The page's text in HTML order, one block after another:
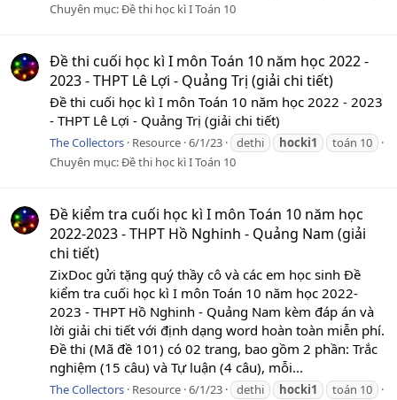
Chuyên mục:Đề thi học kì I Toán 10
Đề thi cuối học kì I môn Toán 10 năm học 2022 -
2023 - THPT Lê Lợi - Quảng Trị (giải chi tiết)
Đề thi cuối học kì I môn Toán 10 năm học 2022 - 2023
- THPT Lê Lợi - Quảng Trị (giải chi tiết)
The Collectors Resource 6/1/23 dethi hocki1
toán 10
Chuyên mục:Đề thi học kì I Toán 10
Đề kiểm tra cuối học kì I môn Toán 10 năm học
2022-2023 - THPT Hồ Nghinh - Quảng Nam (giải
chi tiết)
ZixDoc gửi tặng quý thầy cô và các em học sinh Đề
kiểm tra cuối học kì I môn Toán 10 năm học 2022-
2023 - THPT Hồ Nghinh - Quảng Nam kèm đáp án và
lời giải chi tiết với định dạng word hoàn toàn miễn phí.
Đề thi (Mã đề 101) có 02 trang, bao gồm 2 phần: Trắc
nghiệm (15 câu) và Tự luận (4 câu), mỗi...
The Collectors Resource 6/1/23 dethi hocki1
toán 10